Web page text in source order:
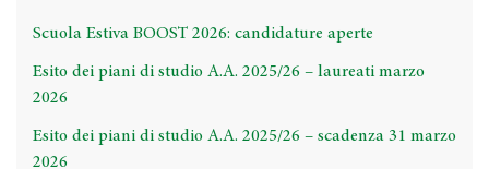
Scuola Estiva BOOST 2026: candidature aperte
Esito dei piani di studio A.A. 2025/26 – laureati marzo
2026
Esito dei piani di studio A.A. 2025/26 – scadenza 31 marzo
2026